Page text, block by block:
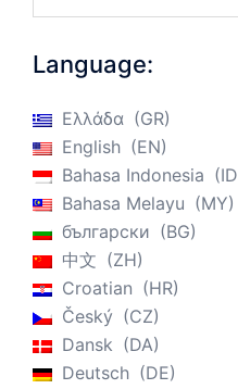
Language:
Ελλάδα
GR
English
EN
Bahasa Indonesia
ID
Bahasa Melayu
MY
български
BG
中文
ZH
Croatian
HR
Český
CZ
Dansk
DA
Deutsch
DE